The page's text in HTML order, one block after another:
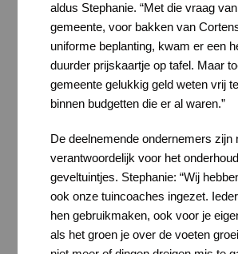
aldus Stephanie. “Met die vraag
gemeente, voor bakken van
uniforme beplanting, kwam er een
duurder prijskaartje op tafel. Maar
gemeente gelukkig geld weten vrij
binnen budgetten die er al waren.”
De deelnemende ondernemers zijn
verantwoordelijk voor het
geveltuintjes. Stephanie: “Wij
ook onze tuincoaches ingezet.
hen gebruikmaken, ook voor je
als het groen je over de voeten